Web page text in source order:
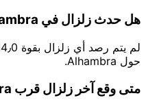
هل حدث زلزال في Alhambra اليوم؟
حول Alhambra.
متى وقع آخر زلزال قرب Alhambra؟